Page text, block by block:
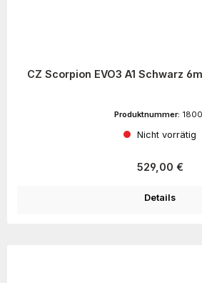
CZ Scorpion EVO3 A1 Schwarz
Produktnummer:
Nicht vorrätig
Regulärer
529,00 €
Details